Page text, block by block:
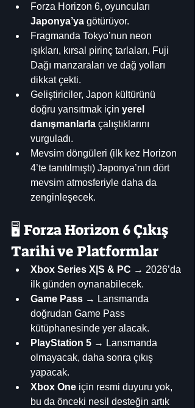
Forza Horizon 6, oyuncuları
Japonya’ya götürüyor.
Fragmanda Tokyo’nun neon
ışıkları, kırsal pirinç tarlaları, Fuji
Dağı manzaraları ve dağ yolları
dikkat çekti.
Geliştiriciler, Japon kültürünü
doğru yansıtmak için yerel
danışmanlarla çalıştıklarını
vurguladı.
Mevsim döngüleri (ilk kez Horizon
4’te tanıtılmıştı) Japonya’nın dört
mevsim atmosferiyle daha da
zenginleşecek.
🖥️ Forza Horizon 6 Çıkış
Tarihi ve Platformlar
Xbox Series X|S & PC → 2026’da
ilk günden oynanabilecek.
Game Pass → Lansmanda
doğrudan Game Pass
kütüphanesinde yer alacak.
PlayStation 5 → Lansmanda
olmayacak, daha sonra çıkış
yapacak.
Xbox One için resmi duyuru yok,
bu da önceki nesil desteğin artık